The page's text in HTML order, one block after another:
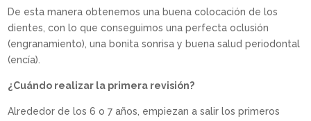
De esta manera obtenemos una buena colocación de los
dientes, con lo que conseguimos una perfecta oclusión
(engranamiento), una bonita sonrisa y buena salud periodontal
(encía).
¿Cuándo realizar la primera revisión?
Alrededor de los 6 o 7 años, empiezan a salir los primeros